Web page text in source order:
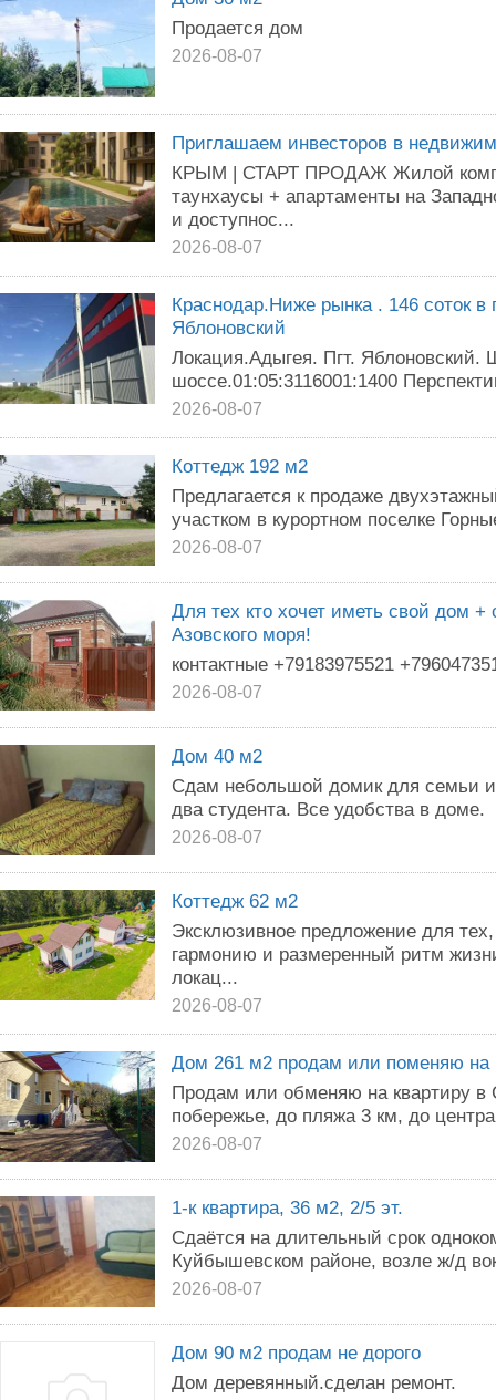
Продается дом
2026-08-07
Приглашаем инвесторов в
КРЫМ | СТАРТ ПРОДАЖ Жилой
таунхаусы + апартаменты на
и доступнос...
2026-08-07
Краснодар.Ниже рынка . 146 соток
Яблоновский
Локация.Адыгея. Пгт. Яблоновский.
шоссе.01:05:3116001:1400
2026-08-07
Коттедж 192 м2
Предлагается к продаже
участком в курортном поселке
2026-08-07
Для тех кто хочет иметь свой дом
Азовского моря!
контактные +79183975521
2026-08-07
Дом 40 м2
Сдам небольшой домик для семьи
два студента. Все удобства в доме.
2026-08-07
Коттедж 62 м2
Эксклюзивное предложение для
гармонию и размеренный ритм
локац...
2026-08-07
Дом 261 м2 продам или поменяю на
Продам или обменяю на квартиру
побережье, до пляжа 3 км, до
2026-08-07
1-к квартира, 36 м2, 2/5 эт.
Сдаётся на длительный срок
Куйбышевском районе, возле ж/д
2026-08-07
Дом 90 м2 продам не дорого
Дом деревянный.сделан ремонт.